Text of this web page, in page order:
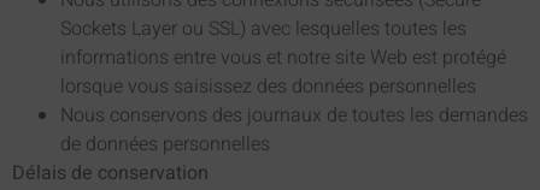
Sockets Layer ou SSL) avec lesquelles toutes les
informations entre vous et notre site Web est protégé
lorsque vous saisissez des données personnelles
Nous conservons des journaux de toutes les demandes
de données personnelles
Délais de conservation